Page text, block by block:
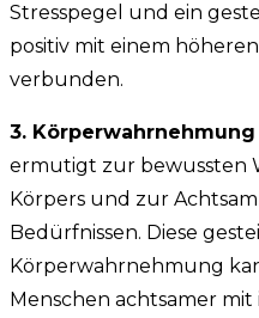
Stresspegel und ein
positiv mit einem
verbunden.
3.
ermutigt zur bewussten
Körpers und zur
Bedürfnissen. Diese
Körperwahrnehmung
Menschen achtsamer